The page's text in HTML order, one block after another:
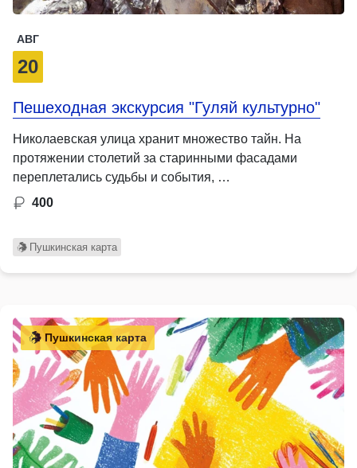
АВГ
20
Пешеходная экскурсия "Гуляй культурно"
Николаевская улица хранит множество тайн. На
протяжении столетий за старинными фасадами
переплетались судьбы и события, …
400
Пушкинская карта
Пушкинская карта